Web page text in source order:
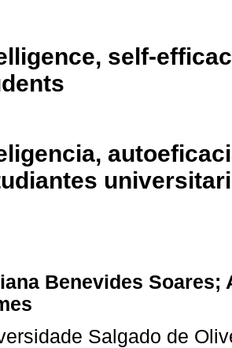
self-
Benevides Soares;
Salgado de